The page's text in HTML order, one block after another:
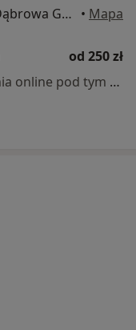
Stanisława Wyspiańskiego 22, Dąbrowa Górnicza • Mapa
od 250 zł
Specjalista nie oferuje umawiania online pod tym adresem.